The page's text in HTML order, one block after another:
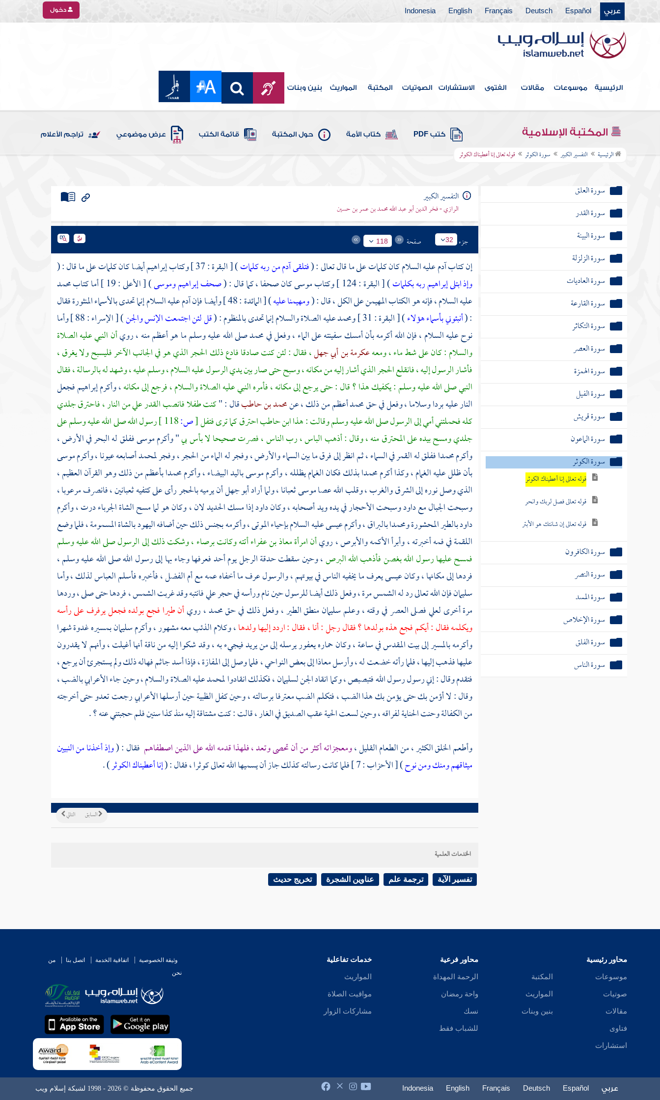
عربي Español
Deutsch
Français
English
Indonesia دخول
الرئيسية موسوعات مقالات الفتوى الاستشارات الصوتيات المكتبة المواريث بنين وبنات
المكتبة الإسلامية كتب PDF كتاب الأمة حول المكتبة قائمة الكتب عرض موضوعي تراجم الأعلام
الرئيسية التفسير الكبير سورة الكوثر قوله تعالى إنا أعطيناك الكوثر
سورة الغاشية
سورة الفجر
سورة البلد
سورة الضحى
سورة العلق
سورة القدر
سورة البينة
سورة الزلزلة
سورة العاديات
سورة القارعة
سورة التكاثر
سورة العصر
سورة الهمزة
سورة الفيل
سورة قريش
سورة الماعون
سورة الكوثر
قوله تعالى إنا أعطيناك الكوثر
قوله تعالى فصل لربك وانحر
قوله تعالى إن شانئك هو الأبتر
سورة الكافرون
سورة النصر
سورة المسد
سورة الإخلاص
سورة الفلق
سورة الناس
التفسير الكبير
الرازي - فخر الدين أبو عبد الله محمد بن عمر بن حسين
جزء 32 صفحة 118
إن كتابآدمعليه السلام كان كلمات على ما قال تعالى : (فتلقى آدم من ربه كلمات) [ البقرة : 37 ] وكتاب إبراهيمأيضا كان كلمات على ما قال : (
وإذ ابتلى إبراهيم ربه بكلمات) [ البقرة : 124 ] وكتاب موسىكان صحفا ، كما قال : (صحف إبراهيم وموسى) [ الأعلى : 19 ] أما كتاب
محمد
عليه السلام ، فإنه هو الكتاب المهيمن على الكل ، قال : (ومهيمنا عليه) [ المائدة : 48 ] وأيضا فإن آدمعليه السلام إنما تحدى بالأسماء المنثورة فقال
: (أنبئوني بأسماء هؤلاء) [ البقرة : 31 ] ومحمدعليه الصلاة والسلام إنما تحدى بالمنظوم : (قل لئن اجتمعت الإنس والجن) [ الإسراء : 88 ] وأما
نوحعليه السلام ، فإن الله أكرمه بأن أمسك سفينته على الماء ، وفعل فيمحمدصلى الله عليه وسلم ما هو أعظم منه ، رويأن النبي عليه الصلاة
والسلام : كان على شط ماء ، ومعهعكرمة بن أبي جهل، فقال : لئن كنت صادقا فادع ذلك الحجر الذي هو في الجانب الآخر فليسبح ولا يغرق ،
فأشار الرسول إليه ، فانقلع الحجر الذي أشار إليه من مكانه ، وسبح حتى صار بين يدي الرسول عليه السلام ، وسلم عليه ، وشهد له بالرسالة ، فقال
النبي صلى الله عليه وسلم : يكفيك هذا ؟ قال : حتى يرجع إلى مكانه ، فأمره النبي عليه الصلاة والسلام ، فرجع إلى مكانه، وأكرمإبراهيمفجعل
النار عليه بردا وسلاما ، وفعل في حقمحمدأعظم من ذلك ، عنمحمد بن حاطبقال : "كنت طفلا فانصب القدر علي من النار ، فاحترق جلدي
كله فحملتني أمي إلى الرسول صلى الله عليه وسلم وقالت : هذاابن حاطباحترق كما ترى فتفل[ص:
رسول الله صلى الله عليه وسلم على
جلدي ومسح بيده على المحترق منه ، وقال : أذهب الباس ، رب الناس ، فصرت صحيحا لا بأس بي" وأكرمموسىففلق له البحر في الأرض ،
وأكرممحمداففلق له القمر في السماء ، ثم انظر إلى فرق ما بين السماء والأرض ، وفجر له الماء من الحجر ، وفجرلمحمدأصابعه عيونا ، وأكرمموسى
بأن ظلل عليه الغمام ، وكذا أكرممحمدابذلك فكان الغمام يظلله ، وأكرمموسىباليد البيضاء ، وأكرممحمدابأعظم من ذلك وهو القرآن العظيم ،
الذي وصل نوره إلى الشرق والغرب ، وقلب الله عصاموسىثعبانا ، ولما أرادأبو جهلأن يرميه بالحجر رأى على كتفيه ثعبانين ، فانصرف مرعوبا ،
وسبحت الجبال معداودوسبحت الأحجار في يده ويد أصحابه ، وكانداودإذا مسك الحديد لان ، وكان هو لما مسح الشاة الجرباء درت ، وأكرم
داودبالطير المحشورةومحمدابالبراق ، وأكرمعيسىعليه السلام بإحياء الموتى ، وأكرمه بجنس ذلك حين أضافهاليهودبالشاة المسمومة ، فلما وضع
اللقمة في فمه أخبرته ، وأبرأ الأكمه والأبرص ، رويأن امرأةمعاذ بن عفراءأتته وكانت برصاء ، وشكت ذلك إلى الرسول صلى الله عليه وسلم
فمسح عليها رسول الله بغصن فأذهب الله البرص، وحين سقطت حدقة الرجل يومأحدفعرفها وجاء بها إلى رسول الله صلى الله عليه وسلم ،
فردها إلى مكانها ، وكانعيسىيعرف ما يخفيه الناس في بيوتهم ، والرسول عرف ما أخفاه عمه معأم الفضل، فأخبره فأسلمالعباسلذلك ، وأما
سليمانفإن الله تعالى رد له الشمس مرة ، وفعل ذلك أيضا للرسول حين نام ورأسه في حجرعليفانتبه وقد غربت الشمس ، فردها حتى صلى ، وردها
مرة أخرىلعليفصلى العصر في وقته ، وعلمسليمانمنطق الطير ، وفعل ذلك في حقمحمد، رويأن طيرا فجع بولده فجعل يرفرف على رأسه
ويكلمه فقال : أيكم فجع هذه بولدها ؟ فقال رجل : أنا ، فقال : اردد إليها ولدها، وكلام الذئب معه مشهور ، وأكرمسليمانبمسيره غدوة شهرا
وأكرمه بالمسير إلىبيت المقدسفي ساعة ، وكان حماره يعفور يرسله إلى من يريد فيجيء به ، وقد شكوا إليه من ناقة أنها أغيلت ، وأنهم لا يقدرون
عليها فذهب إليها ، فلما رأته خضعت له ، وأرسلمعاذاإلى بعض النواحي ، فلما وصل إلى المفازة ، فإذا أسد جاثم فهاله ذلك ولم يستجرئ أن يرجع ،
فتقدم وقال : إني رسول رسول الله فتبصبص ، وكما انقاد الجنلسليمان، فكذلك انقادوالمحمدعليه الصلاة والسلام ، وحين جاء الأعرابي بالضب ،
وقال : لا أؤمن بك حتى يؤمن بك هذا الضب ، فتكلم الضب معترفا برسالته ، وحين كفل الظبية حين أرسلها الأعرابي رجعت تعدو حتى أخرجته
من الكفالة وحنت الحناية لفراقه ، وحين لسعت الحية عقب الصديق في الغار ، قالت : كنت مشتاقة إليه منذ كذا سنين فلم حجبتني عنه ؟ .
وأطعم الخلق الكثير ، من الطعام القليل ،ومعجزاته أكثر من أن تحصى وتعد ، فلهذا قدمه الله على الذين اصطفاهم فقال : (وإذ أخذنا من النبيين
ميثاقهم ومنك ومن نوح) [ الأحزاب : 7 ] فلما كانت رسالته كذلك جاز أن يسميها الله تعالى كوثرا ، فقال : ( إنا أعطيناك الكوثر) .
التالي السابق
الخدمات العلمية
تفسير الآية ترجمة علم عناوين الشجرة تخريج حديث
محاور رئيسية
موسوعات
صوتيات
مقالات
فتاوى
استشارات
المكتبة
المواريث
بنين وبنات
محاور فرعية
الرحمة المهداة
واحة رمضان
نسك
للشباب فقط
خدمات تفاعلية
المواريث
مواقيت الصلاة
مشاركات الزوار
وثيقة الخصوصية اتفاقية الخدمة اتصل بنا
من
نحن
عربي Español
Deutsch
Français
English
Indonesia جميع الحقوق محفوظة © 2026 - 1998 لشبكة إسلام ويب